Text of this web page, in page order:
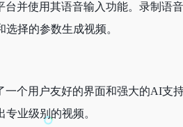
台并使用其语音输入功能。录制语
选择的参数生成视频。
一个用户友好的界面和强大的AI支
专业级别的视频。